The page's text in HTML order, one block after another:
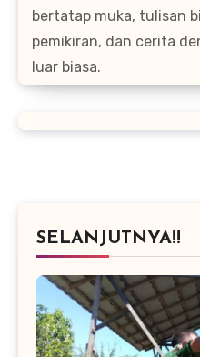
bertatap muka, tulisan
pemikiran, dan cerita
luar biasa.
SELANJUTNYA!!